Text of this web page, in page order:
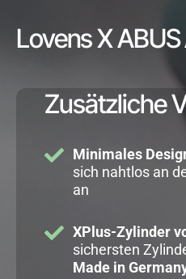
Lovens X
Zusätzliche
Minimales
sich nahtlos an
an
XPlus-Zylinder
sichersten
Made in